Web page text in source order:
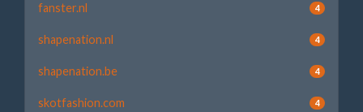
fanster.nl 4
shapenation.nl 4
shapenation.be 4
skotfashion.com 4